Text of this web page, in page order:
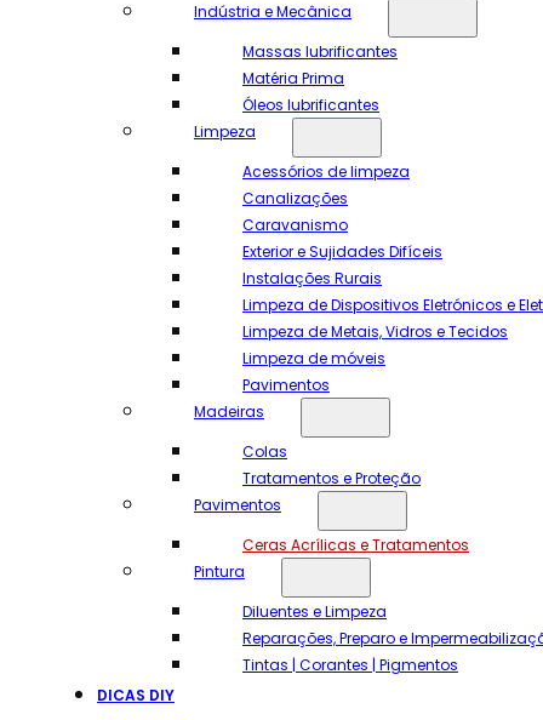
Indústria e Mecânica
Massas lubrificantes
Matéria Prima
Óleos lubrificantes
Limpeza
Acessórios de limpeza
Canalizações
Caravanismo
Exterior e Sujidades Difíceis
Instalações Rurais
Limpeza de Dispositivos Eletrónicos e
Limpeza de Metais, Vidros e Tecidos
Limpeza de móveis
Pavimentos
Madeiras
Colas
Tratamentos e Proteção
Pavimentos
Ceras Acrílicas e Tratamentos
Pintura
Diluentes e Limpeza
Reparações, Preparo e
Tintas | Corantes | Pigmentos
DICAS DIY